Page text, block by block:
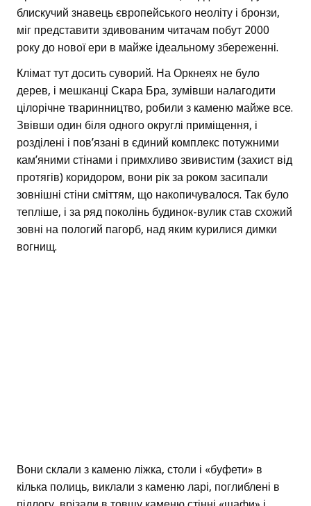
блискучий знавець європейського неоліту і бронзи,
міг представити здивованим читачам побут 2000
року до нової ери в майже ідеальному збереженні.
Клімат тут досить суворий. На Оркнеях не було
дерев, і мешканці Скара Бра, зумівши налагодити
цілорічне тваринництво, робили з каменю майже все.
Звівши один біля одного округлі приміщення, і
розділені і пов’язані в єдиний комплекс потужними
кам’яними стінами і примхливо звивистим (захист від
протягів) коридором, вони рік за роком засипали
зовнішні стіни сміттям, що накопичувалося. Так було
тепліше, і за ряд поколінь будинок-вулик став схожий
зовні на пологий пагорб, над яким курилися димки
вогнищ.
Вони склали з каменю ліжка, столи і «буфети» в
кілька полиць, виклали з каменю ларі, поглиблені в